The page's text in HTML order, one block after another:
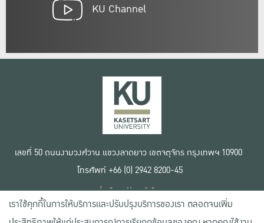
KU Channel
เลขที่ 50 ถนนงามวงศ์วาน แขวงลาดยาว เขตจตุจักร กรุงเทพฯ 10900
โทรศัพท์ +66 (0) 2942 8200-45
เงื่อนไขการใช้งานเว็บไซต์
ข้อตกลงด้านสิทธิ์ใช้งาน
นโยบายความเป็นส่วนตัว
เราใช้คุกกี้ในการให้บริการและปรับปรุงบริการของเรา ตลอดจนเพิ่ม